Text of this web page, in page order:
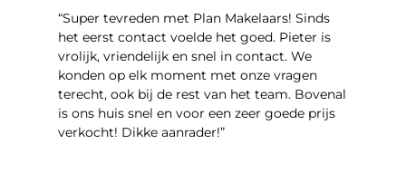
“Super tevreden met Plan Makelaars! Sinds
het eerst contact voelde het goed. Pieter is
vrolijk, vriendelijk en snel in contact. We
konden op elk moment met onze vragen
terecht, ook bij de rest van het team. Bovenal
is ons huis snel en voor een zeer goede prijs
verkocht! Dikke aanrader!”